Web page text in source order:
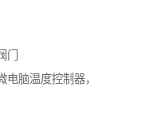
脑温度控制器，